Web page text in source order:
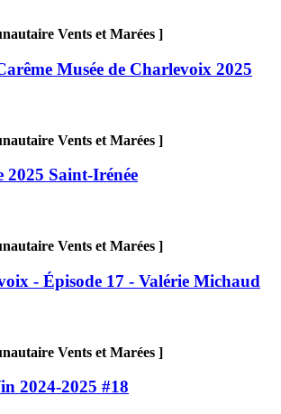
Vents et Marées ]
Musée de Charlevoix 2025
Vents et Marées ]
2025 Saint-Irénée
Vents et Marées ]
- Épisode 17 - Valérie Michaud
Vents et Marées ]
2024-2025 #18